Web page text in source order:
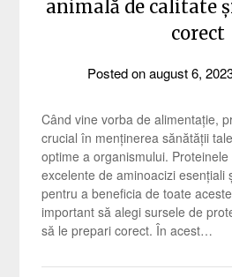
animală de calitate
corect
Posted onaugust 6,
Când vine vorba de alimentație,
crucial în menținerea sănătății
optime a organismului.
excelente de aminoacizi esențiali
pentru a beneficia de toate
important să alegi sursele de
să le prepari corect. În acest…